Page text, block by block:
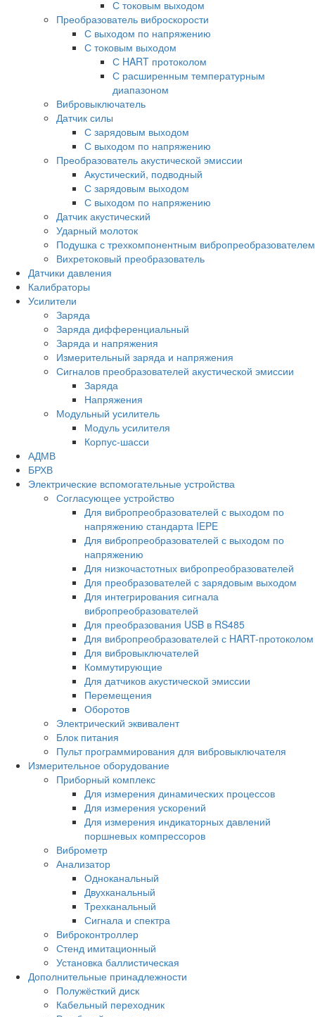
С токовым выходом
Преобразователь виброскорости
С выходом по напряжению
С токовым выходом
С HART протоколом
С расширенным температурным
диапазоном
Вибровыключатель
Датчик силы
С зарядовым выходом
С выходом по напряжению
Преобразователь акустической эмиссии
Акустический, подводный
С зарядовым выходом
С выходом по напряжению
Датчик акустический
Ударный молоток
Подушка с трехкомпонентным вибропреобразователем
Вихретоковый преобразователь
Дaтчики давления
Калибраторы
Усилители
Заряда
Заряда дифференциальный
Заряда и напряжения
Измерительный заряда и напряжения
Сигналов преобразователей акустической эмиссии
Заряда
Напряжения
Модульный усилитель
Модуль усилителя
Корпус-шасси
АДМВ
БРХВ
Электрические вспомогательные устройства
Согласующее устройство
Для вибропреобразователей с выходом по
напряжению стандарта IEPE
Для вибропреобразователей с выходом по
напряжению
Для низкочастотных вибропреобразователей
Для преобразователей с зарядовым выходом
Для интегрирования сигнала
вибропреобразователей
Для преобразования USB в RS485
Для вибропреобразователей с HART-протоколом
Для вибровыключателей
Коммутирующие
Для датчиков акустической эмиссии
Перемещения
Оборотов
Электрический эквивалент
Блок питания
Пульт программирования для вибровыключателя
Измерительное оборудование
Приборный комплекс
Для измерения динамических процессов
Для измерения ускорений
Для измерения индикаторных давлений
поршневых компрессоров
Виброметр
Анализатор
Одноканальный
Двухканальный
Трехканальный
Сигнала и спектра
Виброконтроллер
Стенд имитационный
Установка баллистическая
Дополнительные принадлежности
Полужёсткий диск
Кабельный переходник